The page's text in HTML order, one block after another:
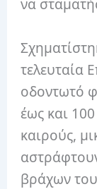
να
τελευταία
οδοντωτό
έως και
καιρούς,
βράχων